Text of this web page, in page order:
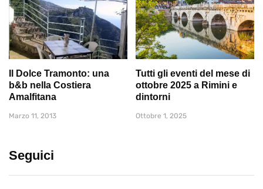
Il Dolce Tramonto: una
b&b nella Costiera
Amalfitana
Marzo 11, 2013
Tutti gli eventi del mese di
ottobre 2025 a Rimini e
dintorni
Ottobre 1, 2025
Seguici